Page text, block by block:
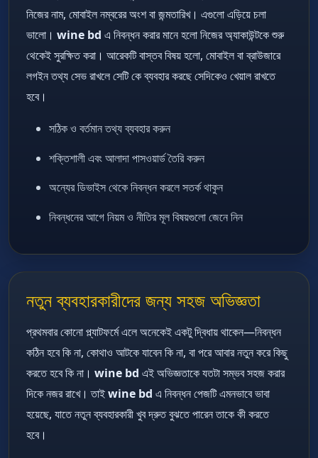
নিজের নাম, মোবাইল নম্বরের অংশ বা জন্মতারিখ। এগুলো এড়িয়ে চলা
ভালো। wine bd এ নিবন্ধন করার মানে হলো নিজের অ্যাকাউন্টকে শুরু
থেকেই সুরক্ষিত করা। আরেকটি বাস্তব বিষয় হলো, মোবাইল বা ব্রাউজারে
লগইন তথ্য সেভ রাখলে সেটি কে ব্যবহার করছে সেদিকেও খেয়াল রাখতে
হবে।
সঠিক ও বর্তমান তথ্য ব্যবহার করুন
শক্তিশালী এবং আলাদা পাসওয়ার্ড তৈরি করুন
অন্যের ডিভাইস থেকে নিবন্ধন করলে সতর্ক থাকুন
নিবন্ধনের আগে নিয়ম ও নীতির মূল বিষয়গুলো জেনে নিন
নতুন ব্যবহারকারীদের জন্য সহজ অভিজ্ঞতা
প্রথমবার কোনো প্ল্যাটফর্মে এলে অনেকেই একটু দ্বিধায় থাকেন—নিবন্ধন
কঠিন হবে কি না, কোথাও আটকে যাবেন কি না, বা পরে আবার নতুন করে কিছু
করতে হবে কি না। wine bd এই অভিজ্ঞতাকে যতটা সম্ভব সহজ করার
দিকে নজর রাখে। তাইwine bd এ নিবন্ধন পেজটি এমনভাবে ভাবা
হয়েছে, যাতে নতুন ব্যবহারকারী খুব দ্রুত বুঝতে পারেন তাকে কী করতে
হবে।